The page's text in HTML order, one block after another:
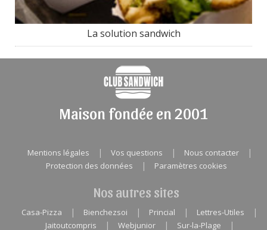
La solution sandwich
Maison fondée en 2001
Mentions légales | Vos questions | Nous contacter |
Protection des données | Paramètres cookies
Nos autres sites
Casa-Pizza | Bienchezsoi | Princial | Lettres-Utiles |
Jaitoutcompris | Webjunior | Sur-la-Plage |